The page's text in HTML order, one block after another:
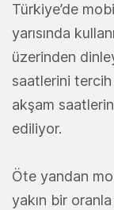
Türkiye’de
yarısında
üzerinden
saatlerini
akşam
ediliyor.
Öte yandan
yakın bir